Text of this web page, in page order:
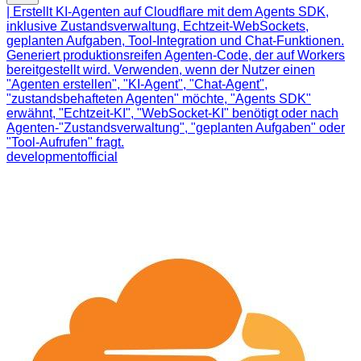
| Erstellt KI-Agenten auf Cloudflare mit dem Agents SDK,
inklusive Zustandsverwaltung, Echtzeit-WebSockets,
geplanten Aufgaben, Tool-Integration und Chat-Funktionen.
Generiert produktionsreifen Agenten-Code, der auf Workers
bereitgestellt wird. Verwenden, wenn der Nutzer einen
"Agenten erstellen", "KI-Agent", "Chat-Agent",
"zustandsbehafteten Agenten" möchte, "Agents SDK"
erwähnt, "Echtzeit-KI", "WebSocket-KI" benötigt oder nach
Agenten-"Zustandsverwaltung", "geplanten Aufgaben" oder
"Tool-Aufrufen" fragt.
developmentofficial